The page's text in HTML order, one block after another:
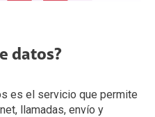
datos?
es el servicio que permite
llamadas, envío y